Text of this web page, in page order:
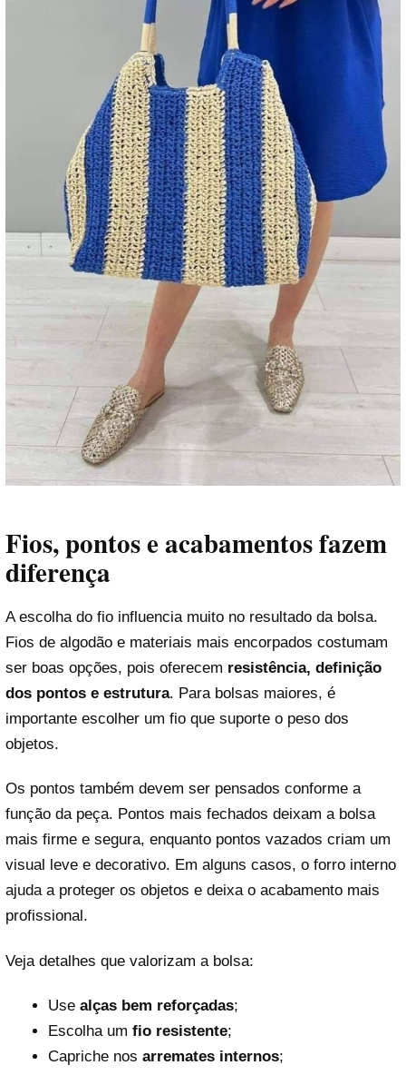
Fios, pontos e acabamentos fazem
diferença
A escolha do fio influencia muito no resultado da bolsa.
Fios de algodão e materiais mais encorpados costumam
ser boas opções, pois oferecem resistência, definição
dos pontos e estrutura. Para bolsas maiores, é
importante escolher um fio que suporte o peso dos
objetos.
Os pontos também devem ser pensados conforme a
função da peça. Pontos mais fechados deixam a bolsa
mais firme e segura, enquanto pontos vazados criam um
visual leve e decorativo. Em alguns casos, o forro interno
ajuda a proteger os objetos e deixa o acabamento mais
profissional.
Veja detalhes que valorizam a bolsa:
Use alças bem reforçadas;
Escolha um fio resistente;
Capriche nos arremates internos;